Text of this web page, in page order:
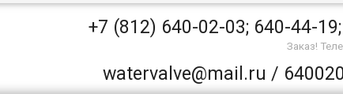
+7 (812) 640-02-03; 640-44-
Заказ!
watervalve@mail.ru /